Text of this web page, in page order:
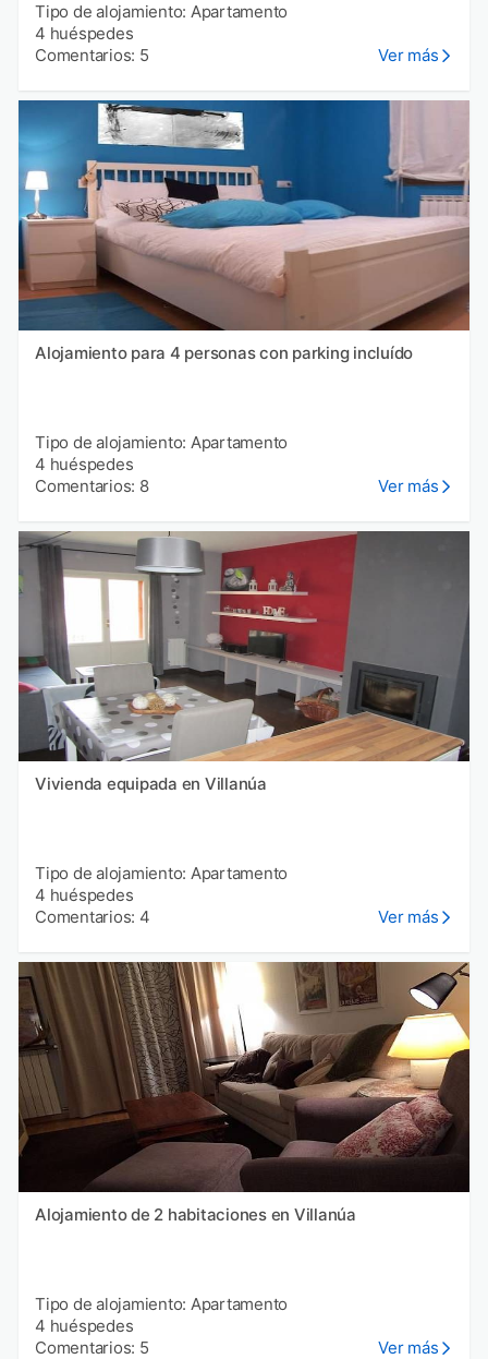
Tipo de alojamiento: Apartamento
4 huéspedes
Comentarios: 5
Ver más
Alojamiento para 4 personas con parking incluído
Tipo de alojamiento: Apartamento
4 huéspedes
Comentarios: 8
Ver más
Vivienda equipada en Villanúa
Tipo de alojamiento: Apartamento
4 huéspedes
Comentarios: 4
Ver más
Alojamiento de 2 habitaciones en Villanúa
Tipo de alojamiento: Apartamento
4 huéspedes
Comentarios: 5
Ver más